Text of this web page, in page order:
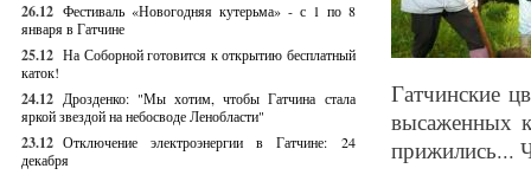
26.12 Фестиваль «Новогодняя кутерьма» - с 1 по 8
января в Гатчине
25.12 На Соборной готовится к открытию бесплатный
каток!
24.12 Дрозденко: "Мы хотим, чтобы Гатчина стала
яркой звездой на небосводе Ленобласти"
23.12 Отключение электроэнергии в Гатчине: 24
декабря
Гатчинские
высаженных
прижились...